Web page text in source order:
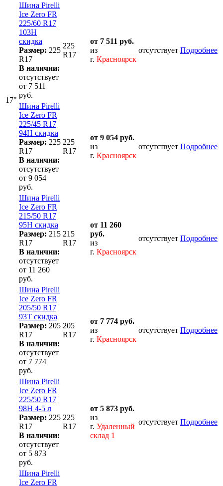
17"
Шина Pirelli
Ice Zero FR
225/60 R17
103H
скидка
Размер: 225
R17
В наличии:
отсутствует
от 7 511
руб.
225
R17
от 7 511 руб.
из
г. Красноярск
отсутствует Подробнее
Шина Pirelli
Ice Zero FR
225/45 R17
94H скидка
Размер: 225
R17
В наличии:
отсутствует
от 9 054
руб.
225
R17
от 9 054 руб.
из
г. Красноярск
отсутствует Подробнее
Шина Pirelli
Ice Zero FR
215/50 R17
95H скидка
Размер: 215
R17
В наличии:
отсутствует
от 11 260
руб.
215
R17
от 11 260
руб.
из
г. Красноярск
отсутствует Подробнее
Шина Pirelli
Ice Zero FR
205/50 R17
93T скидка
Размер: 205
R17
В наличии:
отсутствует
от 7 774
руб.
205
R17
от 7 774 руб.
из
г. Красноярск
отсутствует Подробнее
Шина Pirelli
Ice Zero FR
225/50 R17
98H 4-5 л
Размер: 225
R17
В наличии:
отсутствует
от 5 873
руб.
225
R17
от 5 873 руб.
из
г. Удаленный
склад 1
отсутствует Подробнее
Шина Pirelli
Ice Zero FR